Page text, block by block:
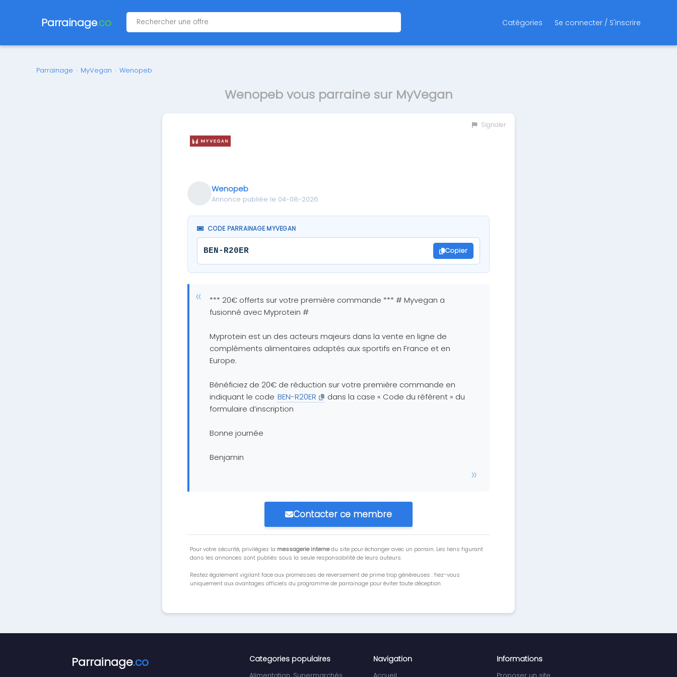
Parrainage.co Catégories Se connecter / S'inscrire
Parrainage › MyVegan › Wenopeb
Wenopeb vous parraine sur MyVegan
Signaler
Wenopeb
Annonce publiée le 04-08-2026
CODE PARRAINAGE MYVEGAN
BEN-R20ER Copier
*** 20€ offerts sur votre première commande *** # Myvegan a
fusionné avec Myprotein #
Myprotein est un des acteurs majeurs dans la vente en ligne de
compléments alimentaires adaptés aux sportifs en France et en
Europe.
Bénéficiez de 20€ de réduction sur votre première commande en
indiquant le code BEN-R20ER
dans la case « Code du référent » du
formulaire d’inscription
Bonne journée
Benjamin
Contacter ce membre
Pour votre sécurité, privilégiez la messagerie internedu site pour échanger avec un parrain. Les liens figurant
dans les annonces sont publiés sous la seule responsabilité de leurs auteurs.
Restez également vigilant face aux promesses de reversement de prime trop généreuses : fiez-vous
uniquement aux avantages officiels du programme de parrainage pour éviter toute déception.
Parrainage.co Categories populaires Navigation Informations